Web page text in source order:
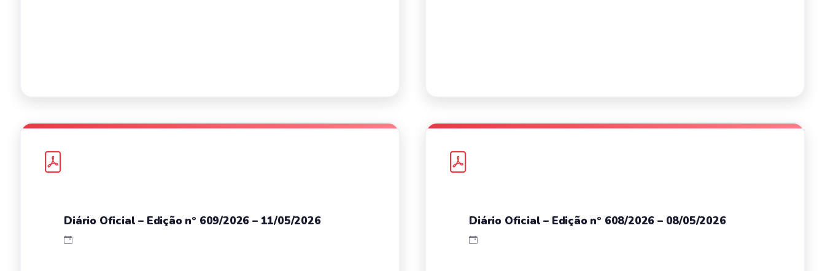
Diário Oficial – Edição nº 609/2026 – 11/05/2026 Diário Oficial – Edição nº 608/2026 – 08/05/2026